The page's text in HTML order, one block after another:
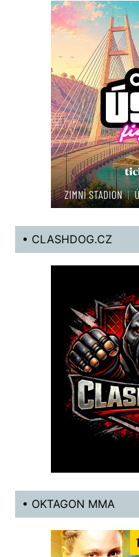
• CLASHDOG.CZ
• OKTAGON MMA